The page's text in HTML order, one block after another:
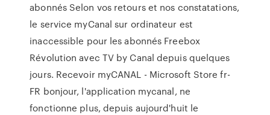
abonnés Selon vos retours et nos constatations,
le service myCanal sur ordinateur est
inaccessible pour les abonnés Freebox
Révolution avec TV by Canal depuis quelques
jours. Recevoir myCANAL - Microsoft Store fr-
FR bonjour, l'application mycanal, ne
fonctionne plus, depuis aujourd'huit le